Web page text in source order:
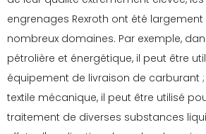
engrenages Rexroth ont été
nombreux domaines. Par exemple,
pétrolière et énergétique, il peut être
équipement de livraison de carburant ;
textile mécanique, il peut être utilisé
traitement de diverses substances